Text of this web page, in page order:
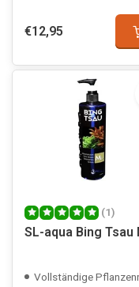
€12,95
(1)
SL-aqua Bing Tsau
Vollständige